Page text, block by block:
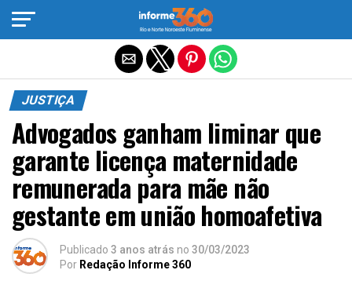
JUSTIÇA
Advogados ganham liminar que
garante licença maternidade
remunerada para mãe não
gestante em união homoafetiva
Publicado 3 anos atrás no 30/03/2023
Por Redação Informe 360
Sair da versão mobile